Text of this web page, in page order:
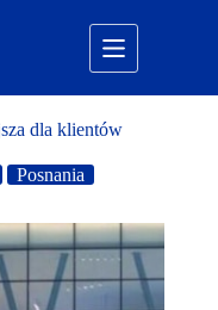
dla klientów
Posnania